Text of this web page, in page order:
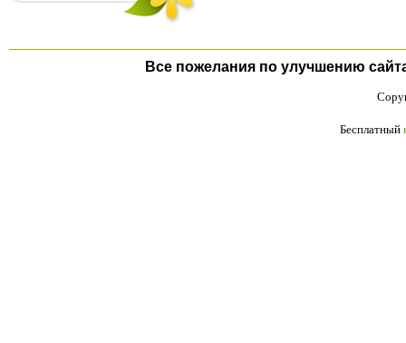
Все пожелания по улучшению
Бесплатный